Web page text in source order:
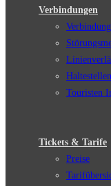
Verbindungen
Haltestellen
Touristen
Tickets & Tarife
Preise